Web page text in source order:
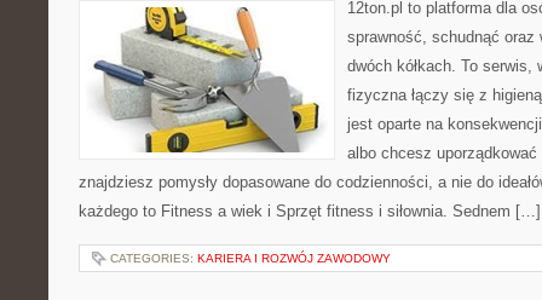
12ton.pl to platforma dla
sprawność, schudnąć oraz
dwóch kółkach. To
fizyczna łączy się z
jest oparte na
albo chcesz
znajdziesz pomysły dopasowane do codzienności, a nie do
każdego to Fitness a wiek i Sprzęt fitness i siłownia. Sednem […]
CATEGORIES: KARIERA I ROZWÓJ ZAWODOWY